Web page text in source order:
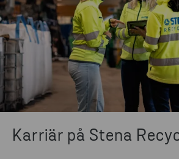
Karriär på Stena